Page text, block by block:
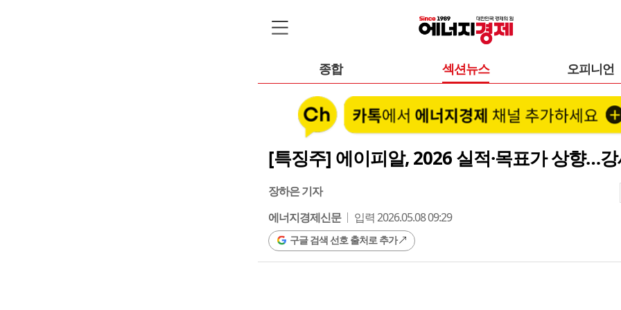
종합 섹션뉴스 오피니언
[특징주] 에이피알, 2026 실적·목표가 상향…
장하은 기자
에너지경제신문
입력 2026.05.08 09:29
구글 검색 선호 출처로 추가